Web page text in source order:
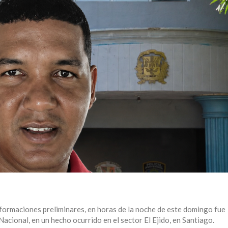
preliminares, en horas de la noche de este domingo fue
en un hecho ocurrido en el sector El Ejido, en Santiago.